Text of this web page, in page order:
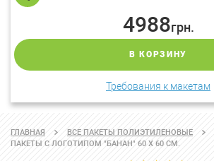
4988грн.
В КОРЗИНУ
Требования к макетам
ГЛАВНАЯ
ВСЕ ПАКЕТЫ ПОЛИЭТИЛЕНОВЫЕ
ПАКЕТЫ С ЛОГОТИПОМ "БАНАН" 60 Х 60 СМ.